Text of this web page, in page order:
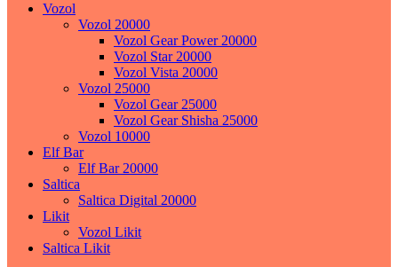
Vozol
Vozol 20000
Vozol Gear Power 20000
Vozol Star 20000
Vozol Vista 20000
Vozol 25000
Vozol Gear 25000
Vozol Gear Shisha 25000
Vozol 10000
Elf Bar
Elf Bar 20000
Saltica
Saltica Digital 20000
Likit
Vozol Likit
Saltica Likit